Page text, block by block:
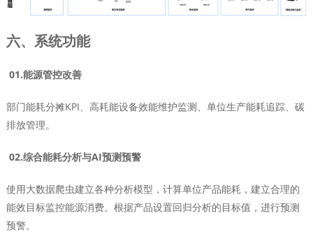
六、系统功能
01.能源管控改善
部门能耗分摊KPI、高耗能设备效能维护监测、单位生产能耗追踪、碳
排放管理。
02.综合能耗分析与AI预测预警
使用大数据爬虫建立各种分析模型，计算单位产品能耗，建立合理的
能效目标监控能源消费。根据产品设置回归分析的目标值，进行预测
预警。